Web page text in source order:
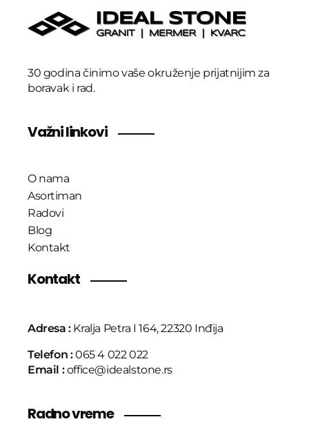
30 godina činimo vaše okruženje prijatnijim za
boravak i rad.
Važni linkovi
O nama
Asortiman
Radovi
Blog
Kontakt
Kontakt
Adresa : Kralja Petra I 164, 22320 Inđija
Telefon :065 4 022 022
Email :office@idealstone.rs
Radno vreme